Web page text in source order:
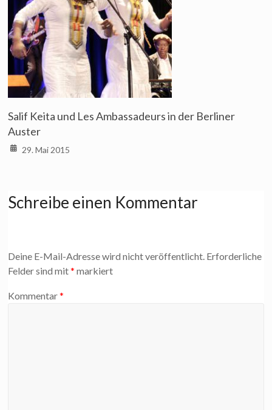
Salif Keita und Les Ambassadeurs in der Berliner
Auster
29. Mai 2015
Schreibe einen Kommentar
Deine E-Mail-Adresse wird nicht veröffentlicht. Erforderliche
Felder sind mit* markiert
Kommentar*